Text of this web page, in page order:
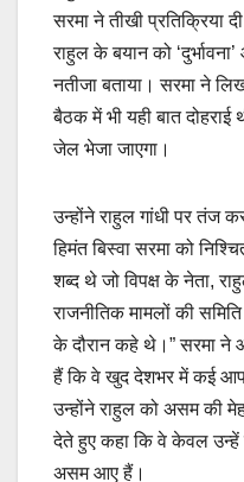
सरमा ने तीखी प्रतिक्रिया
राहुल के बयान को
नतीजा बताया। सरमा ने
बैठक में भी यही बात
जेल भेजा जाएगा।
उन्होंने राहुल गांधी पर तंज
हिमंत बिस्वा सरमा को
शब्द थे जो विपक्ष के नेता,
राजनीतिक मामलों की
के दौरान कहे थे।” सरमा ने
हैं कि वे खुद देशभर में कई
उन्होंने राहुल को असम की
देते हुए कहा कि वे केवल
असम आए हैं।